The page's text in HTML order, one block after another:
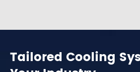
Tailored Cooling